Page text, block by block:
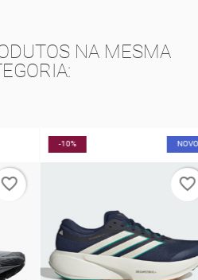
NA MESMA
NOVO